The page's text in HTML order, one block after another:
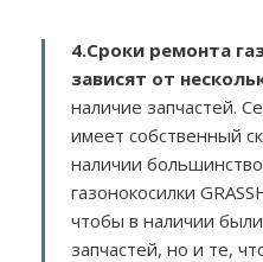
4.Сроки ремонта
зависят от
наличие запчастей.
имеет собственный
наличии
газонокосилки
чтобы в наличии
запчастей, но и те,